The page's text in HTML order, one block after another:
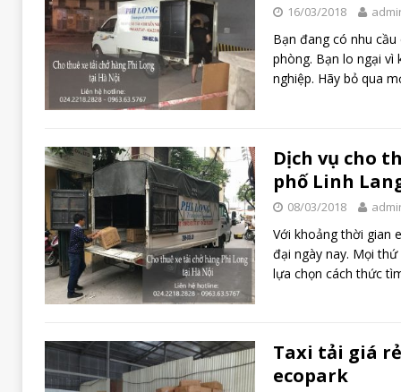
16/03/2018
Bạn đang có nhu cầu
phòng. Bạn lo ngại vì
nghiệp. Hãy bỏ qua
Dịch vụ cho
phố Linh
08/03/2018
Với khoảng thời gian
đại ngày nay. Mọi
lựa chọn cách thức
Taxi tải giá
ecopark